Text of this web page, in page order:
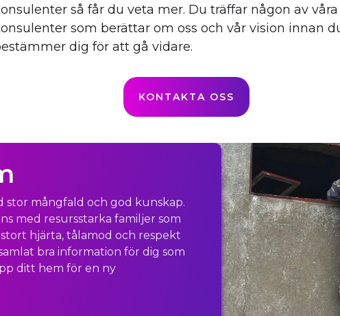
så får du veta mer. Du träffar någon av våra
som berättar om oss och vår vision innan
dig för att gå vidare.
KONTAKTA OSS
stor mångfald och god kunskap.
med resursstarka familjer som
hjärta, tålamod och respekt
bra information för dig som
ditt hem för en ny